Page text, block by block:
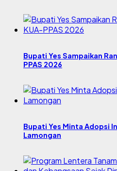
Bupati Yes Sampaikan
PPAS 2026
Bupati Yes Minta Adopsi
Lamongan